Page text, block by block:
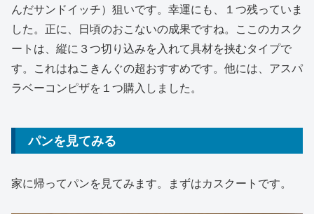
んだサンドイッチ）狙いです。幸運にも、１つ残っていま
した。正に、日頃のおこないの成果ですね。ここのカスク
ートは、縦に３つ切り込みを入れて具材を挟むタイプで
す。これはねこきんぐの超おすすめです。他には、アスパ
ラベーコンピザを１つ購入しました。
パンを見てみる
家に帰ってパンを見てみます。まずはカスクートです。